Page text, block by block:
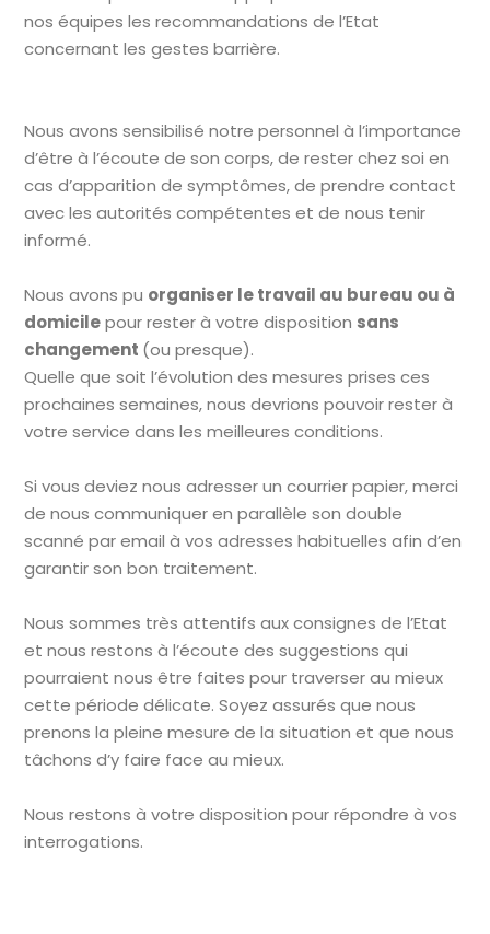
nos équipes les recommandations de l’Etat
concernant les gestes barrière.
Nous avons sensibilisé notre personnel à l’importance
d’être à l’écoute de son corps, de rester chez soi en
cas d’apparition de symptômes, de prendre contact
avec les autorités compétentes et de nous tenir
informé.
Nous avons pu organiser le travail au bureau ou à
domicilepour rester à votre disposition sans
changement (ou presque).
Quelle que soit l’évolution des mesures prises ces
prochaines semaines, nous devrions pouvoir rester à
votre service dans les meilleures conditions.
Si vous deviez nous adresser un courrier papier, merci
de nous communiquer en parallèle son double
scanné par email à vos adresses habituelles afin d’en
garantir son bon traitement.
Nous sommes très attentifs aux consignes de l’Etat
et nous restons à l’écoute des suggestions qui
pourraient nous être faites pour traverser au mieux
cette période délicate. Soyez assurés que nous
prenons la pleine mesure de la situation et que nous
tâchons d’y faire face au mieux.
Nous restons à votre disposition pour répondre à vos
interrogations.